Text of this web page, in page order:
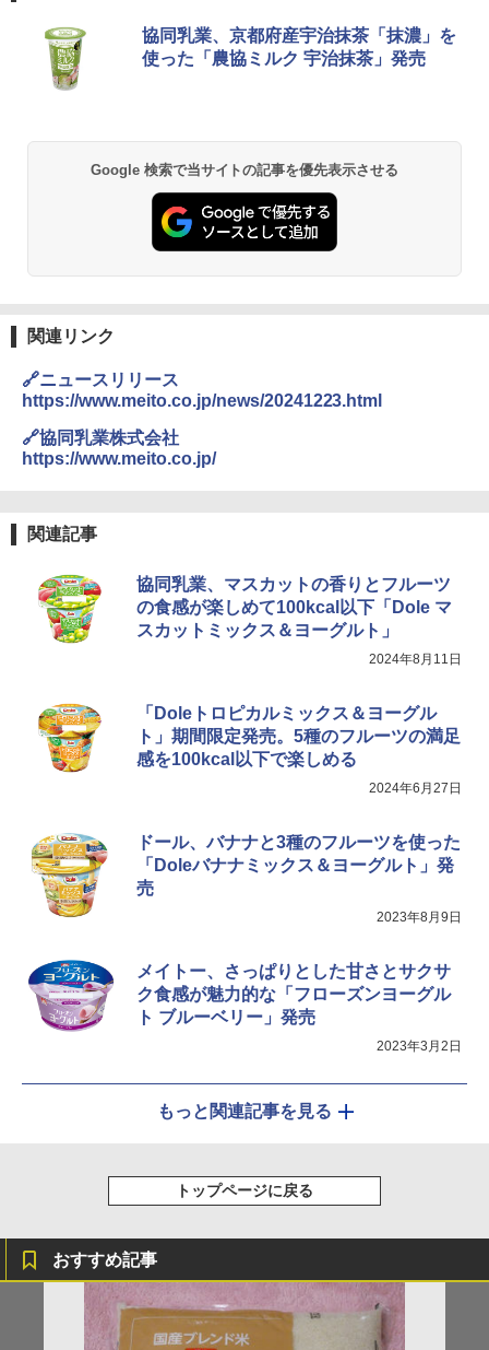
ブラックニッカ ニッカ Nikka ウィスキ
ー4000ml ブラックニッカクリア ウヰス
キー 【日本 アサヒ ウィスキー】 大容量
角瓶 2700ml サントリー ウイスキー ハ
イボール 大容量
￥4,345
サントリー シングルモルト ウイスキー
入 700ml
￥20,000
チキンラーメン どんぶり 85g×12個 日清
食品 インスタント カップ麺
【公式】ブタメン とんこつ味 35g×15個
| 業務用 夜食 カップラーメン ミニカップ
麺 小腹 インスタント アウトドアにも ロ
ーリングストック 大人買い おやつカン
パニー
3
4
￥3,248
￥2,323
[山善] スチームオーブンレンジ 25L 一人
暮らし 二人暮らし フラットテーブル ス
チーム調理 自動メニュー19種搭載 角皿
シャープ 過熱水蒸気 オーブンレンジ 26
L コンベクション 2段調理 ホワイト RE-
SS26B-W
ーム調理 フラットテーブル トースト機
ック YRZ-WF150TV(B)
ジ 石窯ドーム ER-D80A(K) ブラック 25
0℃ 1段調理 フラットテーブル 電子レン
ジ 赤外線センサー ノンフライ調理 簡単
お手入れ 小型 新生活 一人暮らし 二人暮
シャープ ウォーターオーブン ヘルシオ
AX-XJ1-B ブラック 30L 2段調理 コンベ
￥44,800
協同乳業、京都府産宇治抹茶「抹濃」を
使った「農協ミルク 宇治抹茶」発売
Google 検索で当サイトの記事を優先表示させる
関連リンク
🔗ニュースリリース
https://www.meito.co.jp/news/20241223.html
🔗協同乳業株式会社
https://www.meito.co.jp/
関連記事
協同乳業、マスカットの香りとフルーツ
の食感が楽しめて100kcal以下「Dole マ
スカットミックス＆ヨーグルト」
2024年8月11日
「Doleトロピカルミックス＆ヨーグル
ト」期間限定発売。5種のフルーツの満足
感を100kcal以下で楽しめる
2024年6月27日
ドール、バナナと3種のフルーツを使った
「Doleバナナミックス＆ヨーグルト」発
売
2023年8月9日
メイトー、さっぱりとした甘さとサクサ
ク食感が魅力的な「フローズンヨーグル
ト ブルーベリー」発売
2023年3月2日
もっと関連記事を見る
トップページに戻る
おすすめ記事